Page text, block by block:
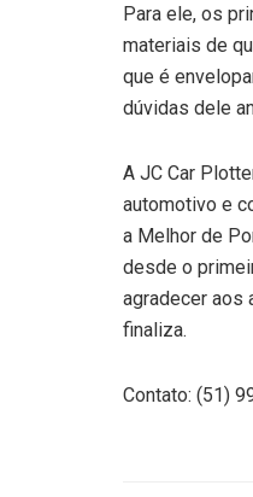
Para ele, os
materiais de
que é
dúvidas dele
A JC Car
automotivo e
a Melhor de
desde o
agradecer aos
finaliza.
Contato: (51)